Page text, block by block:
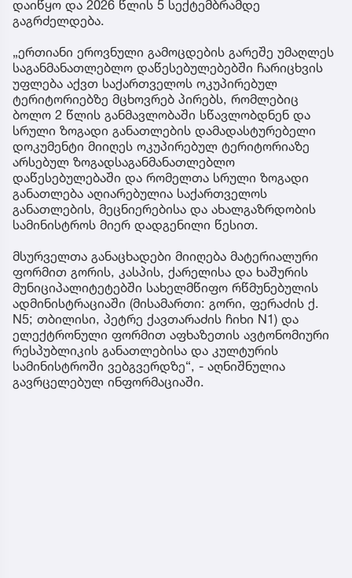
დაიწყო და 2026 წლის 5 სექტემბრამდე
გაგრძელდება.
„ერთიანი ეროვნული გამოცდების გარეშე უმაღლეს
საგანმანათლებლო დაწესებულებებში ჩარიცხვის
უფლება აქვთ საქართველოს ოკუპირებულ
ტერიტორიებზე მცხოვრებ პირებს, რომლებიც
ბოლო 2 წლის განმავლობაში სწავლობდნენ და
სრული ზოგადი განათლების დამადასტურებელი
დოკუმენტი მიიღეს ოკუპირებულ ტერიტორიაზე
არსებულ ზოგადსაგანმანათლებლო
დაწესებულებაში და რომელთა სრული ზოგადი
განათლება აღიარებულია საქართველოს
განათლების, მეცნიერებისა და ახალგაზრდობის
სამინისტროს მიერ დადგენილი წესით.
მსურველთა განაცხადები მიიღება მატერიალური
ფორმით გორის, კასპის, ქარელისა და ხაშურის
მუნიციპალიტეტებში სახელმწიფო რწმუნებულის
ადმინისტრაციაში (მისამართი: გორი, ფერაძის ქ.
N5; თბილისი, პეტრე ქავთარაძის ჩიხი N1) და
ელექტრონული ფორმით აფხაზეთის ავტონომიური
რესპუბლიკის განათლებისა და კულტურის
სამინისტროში ვებგვერდზე“, - აღნიშნულია
გავრცელებულ ინფორმაციაში.